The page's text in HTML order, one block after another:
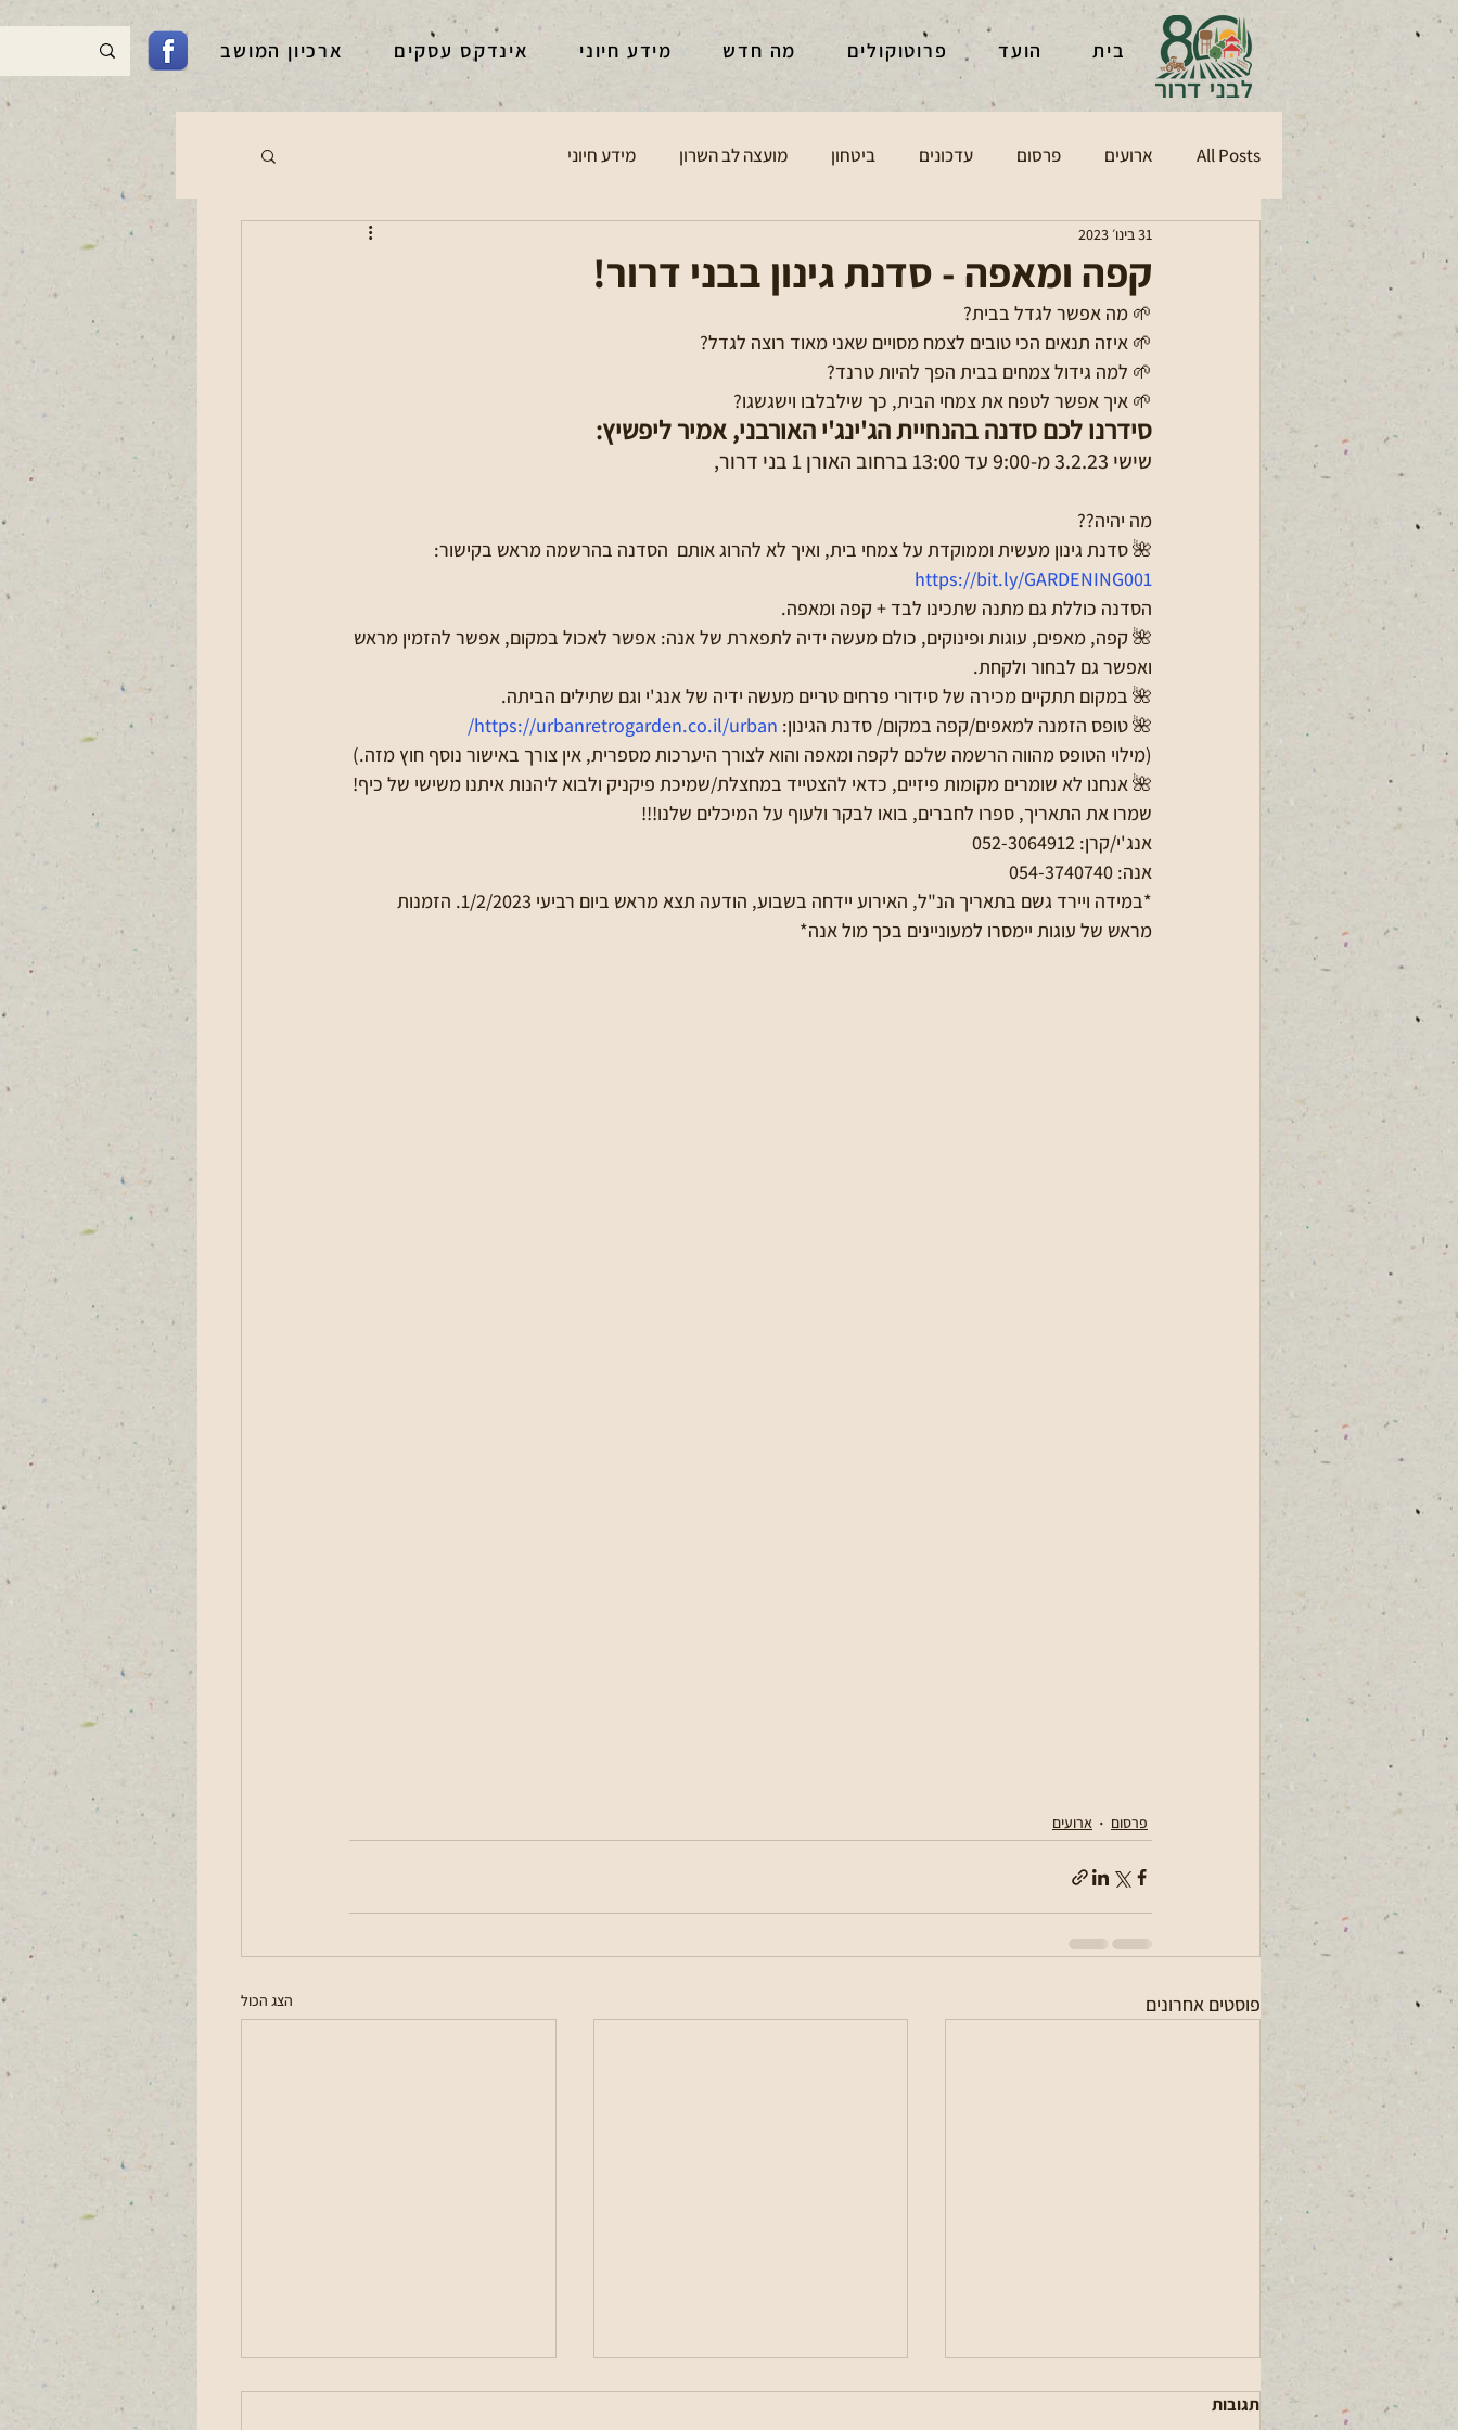
בית הועד פרוטוקולים מה חדש מידע חיוני אינדקס עסקים ארכיון המושב
All Posts ארועים פרסום עדכונים ביטחון מועצה לב השרון מידע חיוני
קפה ומאפה - סדנת גינון בבני דרור!
31 בינו׳ 2023
🌱 מה אפשר לגדל בבית?
🌱 איזה תנאים הכי טובים לצמח מסויים שאני מאוד רוצה לגדל?
🌱 למה גידול צמחים בבית הפך להיות טרנד?
🌱 איך אפשר לטפח את צמחי הבית, כך שילבלבו וישגשגו?
סידרנו לכם סדנה בהנחיית הג'ינג'י האורבני, אמיר ליפשיץ:
שישי 3.2.23 מ-9:00 עד 13:00 ברחוב האורן 1 בני דרור,
מה יהיה??
🌺 סדנת גינון מעשית וממוקדת על צמחי בית, ואיך לא להרוג אותם  הסדנה בהרשמה מראש בקישור:
https://bit.ly/GARDENING001
הסדנה כוללת גם מתנה שתכינו לבד + קפה ומאפה.
🌺 קפה, מאפים, עוגות ופינוקים, כולם מעשה ידיה לתפארת של אנה: אפשר לאכול במקום, אפשר להזמין מראש
ואפשר גם לבחור ולקחת.
🌺 במקום תתקיים מכירה של סידורי פרחים טריים מעשה ידיה של אנג'י וגם שתילים הביתה.
🌺 טופס הזמנה למאפים/קפה במקום/ סדנת הגינון: https://urbanretrogarden.co.il/urban/
(מילוי הטופס מהווה הרשמה שלכם לקפה ומאפה והוא לצורך היערכות מספרית, אין צורך באישור נוסף חוץ מזה.)
🌺 אנחנו לא שומרים מקומות פיזיים, כדאי להצטייד במחצלת/שמיכת פיקניק ולבוא ליהנות איתנו משישי של כיף!
שמרו את התאריך, ספרו לחברים, בואו לבקר ולעוף על המיכלים שלנו!!!
אנג'י/קרן: 052-3064912
אנה: 054-3740740
*במידה ויירד גשם בתאריך הנ"ל, האירוע יידחה בשבוע, הודעה תצא מראש ביום רביעי 1/2/2023. הזמנות
מראש של עוגות יימסרו למעוניינים בכך מול אנה*
פרסום ארועים
פוסטים אחרונים הצג הכול
תגובות